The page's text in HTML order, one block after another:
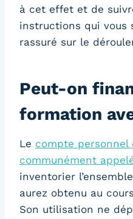
à cet effet et de
instructions qui vous
rassuré sur le
Peut-on
formation
Le compte personnel
communément
inventorier
aurez obtenu au
Son utilisation ne